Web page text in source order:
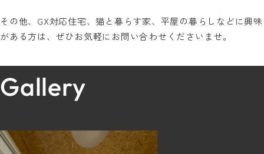
その他、GX対応住宅、猫と暮らす家、平屋の暮らしなどに興味
がある方は、ぜひお気軽にお問い合わせくださいませ。
Gallery